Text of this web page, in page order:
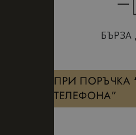
ПРИ ПОРЪЧКА
ТЕЛЕФОНА”